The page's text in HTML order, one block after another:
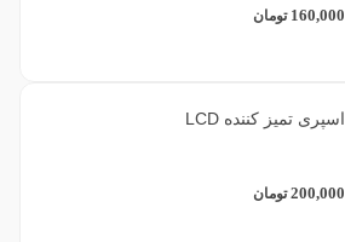
160,000 تومان
اسپری تمیز کننده LCD
200,000 تومان